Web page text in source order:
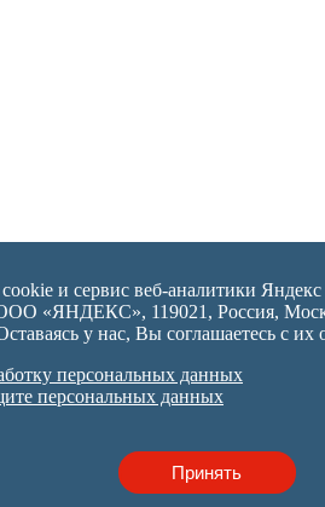
и сервис веб-аналитики
«ЯНДЕКС», 119021, Россия,
у нас, Вы соглашаетесь с их
персональных данных
персональных данных
Принять